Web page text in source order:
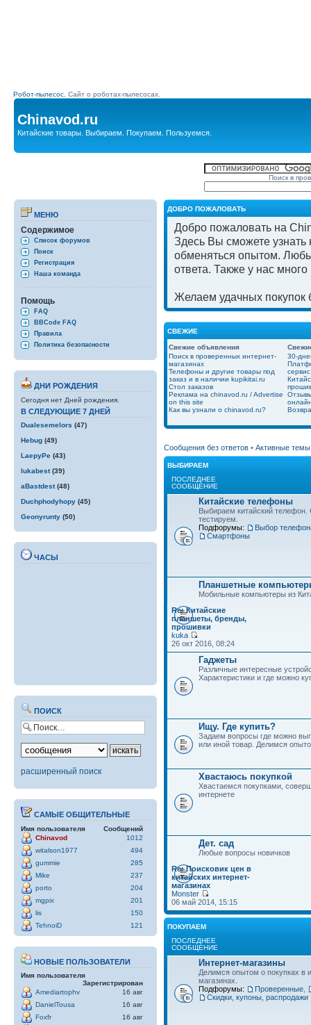
Робот-пылесос. Сайт о роботах-пылесосах.
Chinavod.ru
Китайские товары. Выбираем. Покупаем. Пользуемся.
Поиск в
МЕНЮ
Содержимое
Список форумов
Поиск
Регистрация
Наша команда
Помощь
FAQ
BBCode FAQ
Правила
Политика безопасности
ДНИ РОЖДЕНИЯ
Сегодня нет Дней рождения.
В СЛЕДУЮЩИЕ 7 ДНЕЙ
Dualesemelors (47)
Hebug (49)
LaepyPe (43)
lukabest(39)
aBastdest(48)
Duchphodyhopy (45)
Geonyrunty (50)
ЧАСЫ
ПОИСК
расширенный поиск
САМЫЕ ОБЩИТЕЛЬНЫЕ
Имя пользователя
Сообщений
Chinavod
1012
witalson1977
494
gummie
285
Mike
237
porto
204
mgpix
201
lis
150
TehnoiD
121
НОВЫЕ ПОЛЬЗОВАТЕЛИ
Имя пользователя
Зарегистрирован
Amediartophv
16 авг
DanielTousa
16 авг
Foxfr
16 авг
ДОБРО ПОЖАЛОВАТЬ
Добро пожаловать на
Здесь Вы сможете узнать
обменяться опытом.
ответа. Также у нас
Желаем удачных покупок
СВЕЖИЕ
Свежие объявления
Поиск в проверенных интернет-
магазинах
Телефоны и другие товары под
заказ и в наличии kupikitai.ru
Стол заказов
Реклама на chinavod.ru / Advertise
on this site
Как вы узнали о chinavod.ru?
30-
Сообщения без ответов • Активные темы
ВЫБИРАЕМ
ПОСЛЕДНЕЕ
СООБЩЕНИЕ
Китайские телефоны
Выбираем китайский телефон.
тестируем.
Подфорумы:
Выбор
Смартфоны
Планшетные
Мобильные компьютеры из
Re: Китайские
планшеты, бренды,
прошивки
kuka
26 окт 2016, 08:24
Гаджеты
Различные интересные
Характеристики и где можно
Ищу. Где купить?
Задаем вопросы где можно
или иной товар. Делимся
Хвастаюсь покупкой
Хвастаемся покупками,
интернете
Дет. сад
Любые вопросы новичков
Re: Поисковик цен в
китайских интернет-
магазинах
Monster
06 май 2014, 15:15
ПОКУПАЕМ
ПОСЛЕДНЕЕ
СООБЩЕНИЕ
Интернет-магазины
Делимся опытом о покупках в
магазинах.
Подфорумы:
Проверенные
Скидки, купоны, распродажи